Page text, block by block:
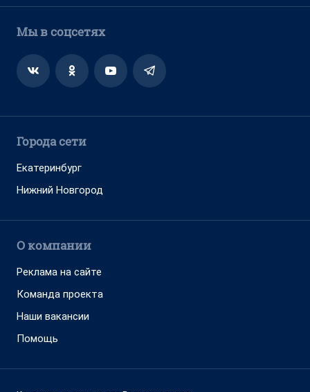
Мы в соцсетях
Города сети
Екатеринбург
Нижний Новгород
О компании
Реклама на сайте
Команда проекта
Наши вакансии
Помощь